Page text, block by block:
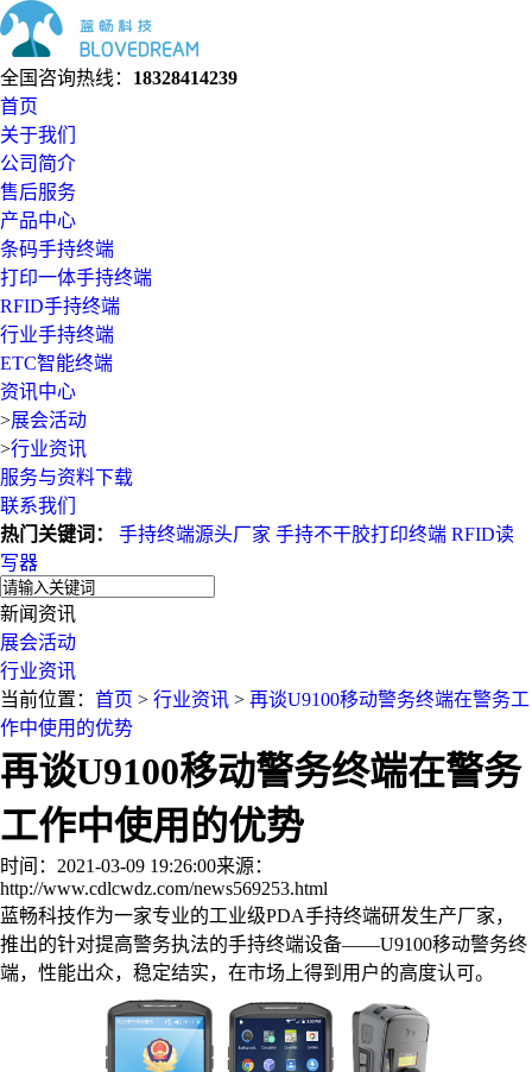
全国咨询热线： 18328414239
首页
关于我们
公司简介
售后服务
产品中心
条码手持终端
打印一体手持终端
RFID手持终端
行业手持终端
ETC智能终端
资讯中心
>展会活动
>行业资讯
服务与资料下载
联系我们
热门关键词：
手持终端源头厂家 手持不干胶打印终端 RFID读
写器
新闻资讯
展会活动
行业资讯
当前位置： 首页 > 行业资讯 > 再谈U9100移动警务终端在警务工
作中使用的优势
再谈U9100移动警务终端在警务
工作中使用的优势
时间：2021-03-09 19:26:00来源：
http://www.cdlcwdz.com/news569253.html
蓝畅科技作为一家专业的工业级PDA手持终端研发生产厂家，
推出的针对提高警务执法的手持终端设备——U9100移动警务终
端，性能出众，稳定结实，在市场上得到用户的高度认可。